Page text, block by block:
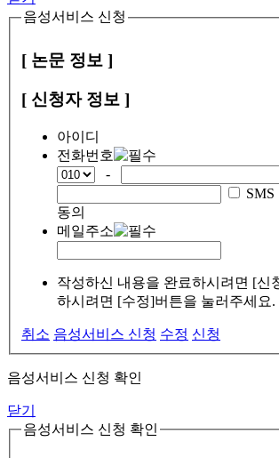
음성서비스 신청
[ 논문 정보 ]
[ 신청자 정보 ]
아이디
전화번호
-
동의
메일주소
작성하신 내용을 완료하시려면 [신
하시려면 [수정]버튼을 눌러주세요.
취소 음성서비스 신청 수정 신청
음성서비스 신청 확인
닫기
음성서비스 신청 확인